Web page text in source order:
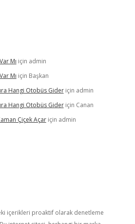
Mı için admin
Mı için Başkan
Hangi Otobüs Gideriçin admin
Hangi Otobüs Gideriçin Canan
Çiçek Açariçin admin
içerikleri proaktif olarak denetleme